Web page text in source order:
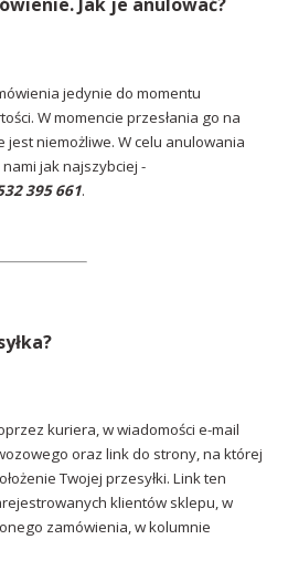
jedynie do momentu
W momencie przesłania go na
niemożliwe. W celu anulowania
jak najszybciej -
395 661.
kuriera, w wiadomości e-mail
oraz link do strony, na której
Twojej przesyłki. Link ten
klientów sklepu, w
zamówienia, w kolumnie